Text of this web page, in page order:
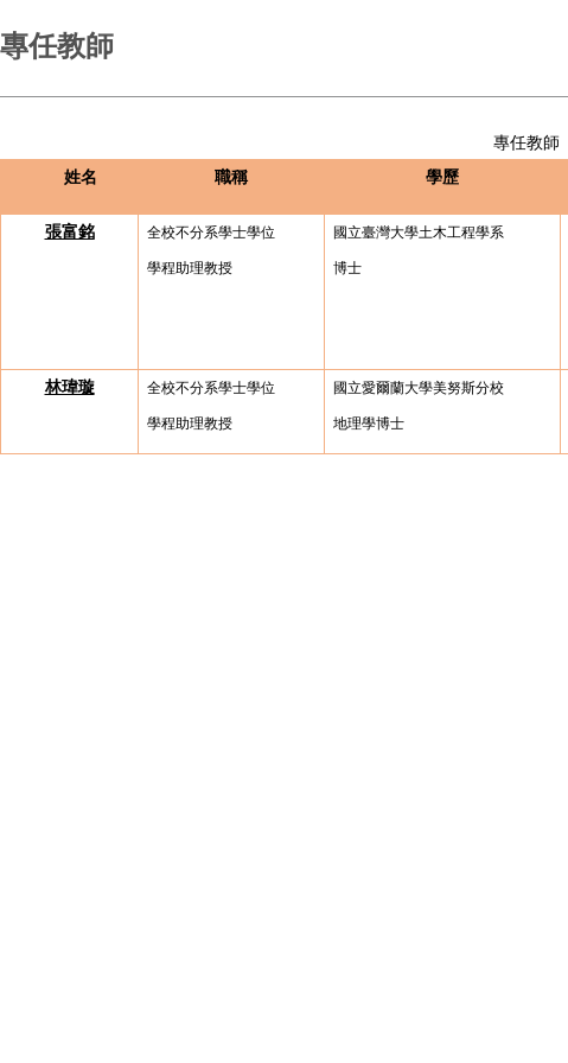
專任教師
專任教師
姓名
職稱 學歷
張富銘 全校不分系學士學位
學程助理教授
國立臺灣大學土木工程學系
博士
林瑋璇 全校不分系學士學位
學程助理教授
國立愛爾蘭大學美努斯分校
地理學博士